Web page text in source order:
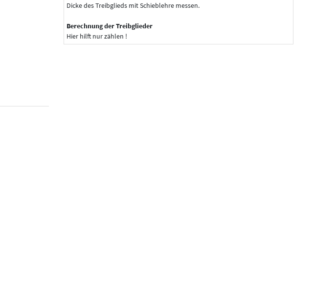
Dicke des Treibglieds mit Schieblehre messen.
Berechnung der Treibglieder
Hier hilft nur zählen !